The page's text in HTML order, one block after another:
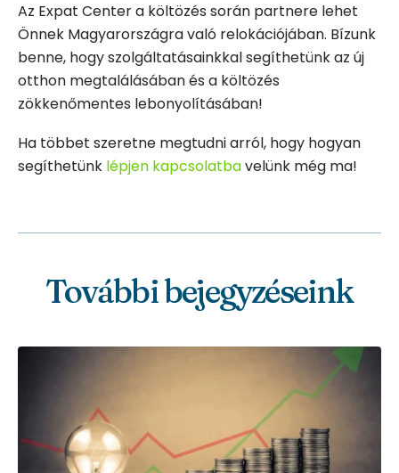
Az Expat Center a költözés során partnere lehet
Önnek Magyarországra való relokációjában. Bízunk
benne, hogy szolgáltatásainkkal segíthetünk az új
otthon megtalálásában és a költözés
zökkenőmentes lebonyolításában!
Ha többet szeretne megtudni arról, hogy hogyan
segíthetünk lépjen kapcsolatbavelünk még ma!
További bejegyzéseink